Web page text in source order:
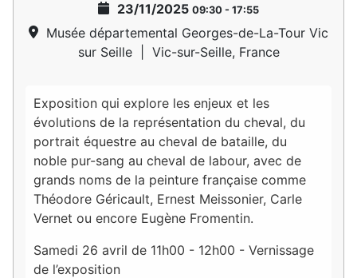
23/11/2025 09:30 - 17:55
Musée départemental Georges-de-La-Tour Vic
sur Seille
Vic-sur-Seille, France
Exposition qui explore les enjeux et les
évolutions de la représentation du cheval, du
portrait équestre au cheval de bataille, du
noble pur-sang au cheval de labour, avec de
grands noms de la peinture française comme
Théodore Géricault, Ernest Meissonier, Carle
Vernet ou encore Eugène Fromentin.
Samedi 26 avril de 11h00 - 12h00 - Vernissage
de l’exposition